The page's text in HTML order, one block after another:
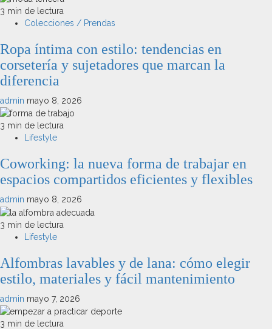
3 min de lectura
Colecciones / Prendas
Ropa íntima con estilo: tendencias en
corsetería y sujetadores que marcan la
diferencia
admin mayo 8, 2026
3 min de lectura
Lifestyle
Coworking: la nueva forma de trabajar en
espacios compartidos eficientes y flexibles
admin mayo 8, 2026
3 min de lectura
Lifestyle
Alfombras lavables y de lana: cómo elegir
estilo, materiales y fácil mantenimiento
admin mayo 7, 2026
3 min de lectura